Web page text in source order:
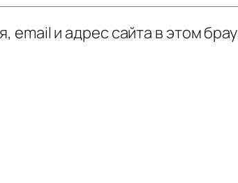
email и адрес сайта в этом